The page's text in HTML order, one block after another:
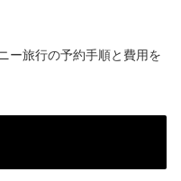
ー旅行の予約手順と費用を